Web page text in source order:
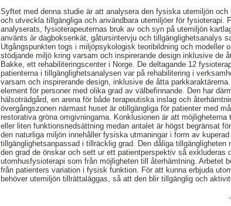
Syftet med denna studie är att analysera den fysiska utemiljön
och utveckla tillgängliga och användbara utemiljöer för
analyserats, fysioterapeuternas bruk av och syn på utemiljön
använts är dagboksenkät, gåtursintervju och tillgänglighetsanalys
Utgångspunkten togs i miljöpsykologisk teoribildning och modeller
stödjande miljö kring varsam och inspirerande design inklusive de
Bakke, ett rehabiliteringscenter i Norge. De deltagande 12
patienterna i tillgänglighetsanalysen var på rehabilitering i
varsam och inspirerande design, inklusive de åtta
element för personer med olika grad av välbefinnande. Den har
hälsoträdgård, en arena för både terapeutiska inslag och
övergångszonen närmast huset är otillgängliga för patienter med
restorativa gröna omgivningarna. Konklusionen är att
eller liten funktionsnedsättning medan antalet är högst begränsat
den naturliga miljön innehåller fysiska utmaningar i form av
tillgänglighetsanpassad i tillräcklig grad. Den dåliga
den grad de önskar och sett ur ett patientperspektiv så
utomhusfysioterapi som från möjligheten till återhämtning. Arbetet
från patienters variation i fysisk funktion. För att kunna erbjuda
behöver utemiljön tillrättaläggas, så att den blir tillgänglig och